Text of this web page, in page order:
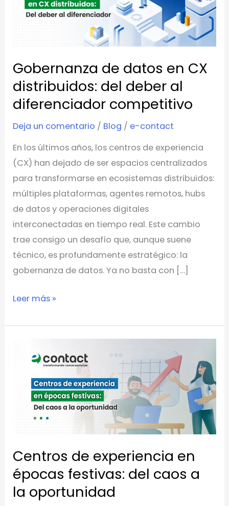
Gobernanza de datos en CX
distribuidos: del deber al
diferenciador competitivo
Deja un comentario / Blog / e-contact
En los últimos años, los centros de experiencia
(CX) han dejado de ser espacios centralizados
para transformarse en ecosistemas distribuidos:
múltiples plataformas, agentes remotos, hubs
de datos y operaciones digitales
interconectadas en tiempo real. Este cambio
trae consigo un desafío que, aunque suene
técnico, es profundamente estratégico: la
gobernanza de datos. Ya no basta con […]
deber
al
diferenciador
competitivo
Leer más »
Centros de experiencia en
épocas festivas: del caos a
la oportunidad
experiencia
épocas
festivas:
caos
a
la
oportunidad